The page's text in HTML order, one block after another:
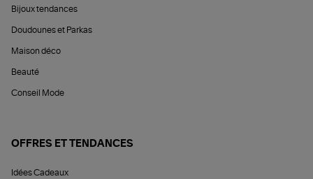
Bijoux tendances
Doudounes et Parkas
Maison déco
Beauté
Conseil Mode
OFFRES ET TENDANCES
Idées Cadeaux